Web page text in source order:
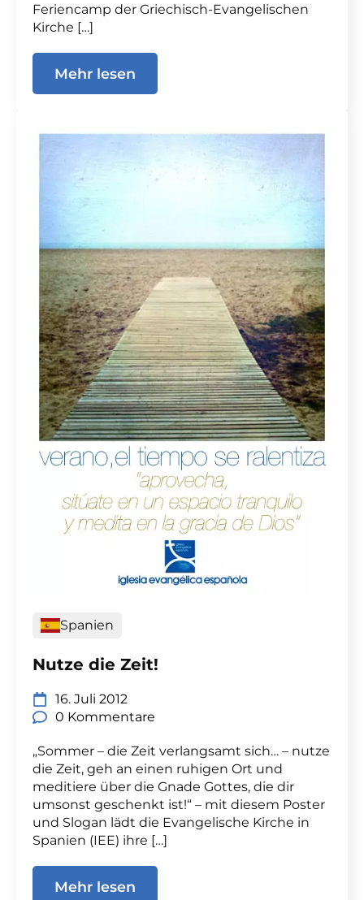
Feriencamp der Griechisch-Evangelischen
Kirche […]
Mehr lesen
Spanien
Nutze die Zeit!
16. Juli 2012
0 Kommentare
„Sommer – die Zeit verlangsamt sich… – nutze
die Zeit, geh an einen ruhigen Ort und
meditiere über die Gnade Gottes, die dir
umsonst geschenkt ist!“ – mit diesem Poster
und Slogan lädt die Evangelische Kirche in
Spanien (IEE) ihre […]
Mehr lesen